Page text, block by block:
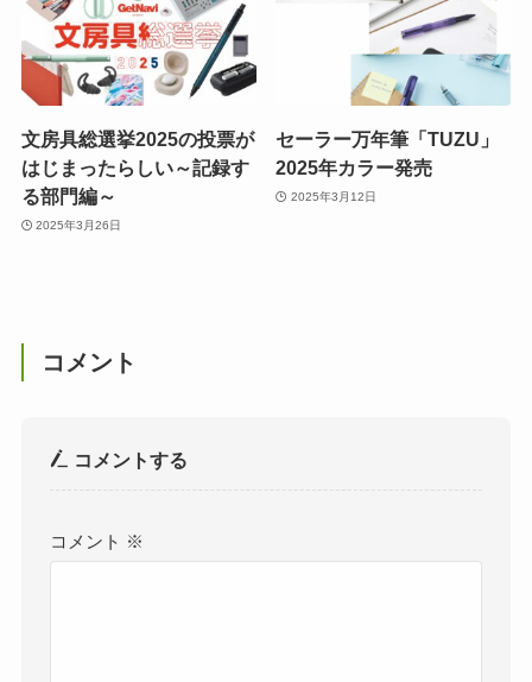
文房具総選挙2025の投票が
はじまったらしい～記録す
る部門編～
2025年3月26日
セーラー万年筆「TUZU」
2025年カラー発売
2025年3月12日
コメント
コメントする
コメント ※